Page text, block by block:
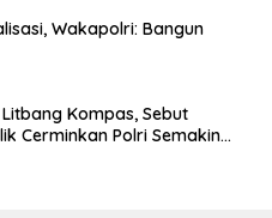
Wakapolri: Bangun
Kompas, Sebut
Cerminkan Polri Semakin